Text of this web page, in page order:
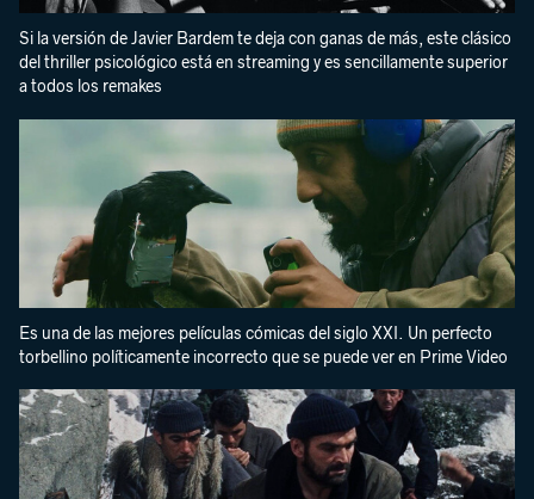
Si la versión de Javier Bardem te deja con ganas de más, este clásico
del thriller psicológico está en streaming y es sencillamente superior
a todos los remakes
Es una de las mejores películas cómicas del siglo XXI. Un perfecto
torbellino políticamente incorrecto que se puede ver en Prime Video